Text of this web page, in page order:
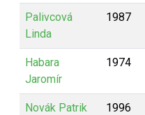
Palivcová
Linda
1987
Habara
Jaromír
1974
Novák Patrik 1996